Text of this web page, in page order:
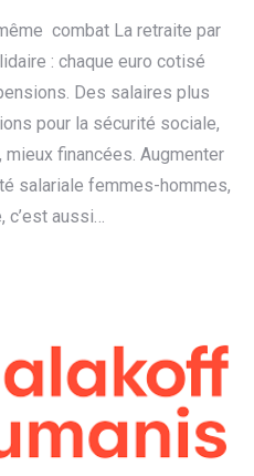
combat La retraite par
: chaque euro cotisé
Des salaires plus
pour la sécurité sociale,
financées. Augmenter
salariale femmes-hommes,
aussi…